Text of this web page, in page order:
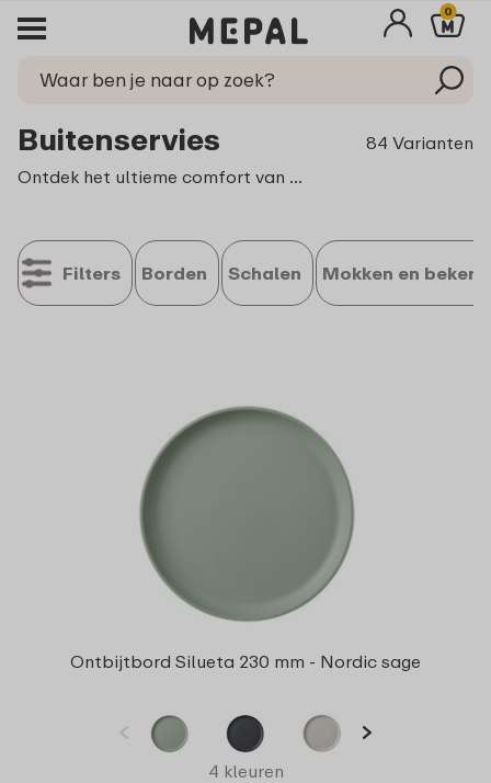
0
Buitenservies
84 Varianten
Ontdek het ultieme comfort van Mepal buitenservies, ontworpen voor avonturiers en levensgenieters. Met ons hoogwaardige buiten servies combineer je duurzaamheid met stijl, zodat je kunt genieten van heerlijke maaltijden in de buitenlucht. Ontdek ons assortiment kunststof borden en bekers, perfect voor elke buitenactiviteit.
Filters Borden Schalen Mokken en bekers
Ontbijtbord Silueta 230 mm - Nordic sage
4 kleuren